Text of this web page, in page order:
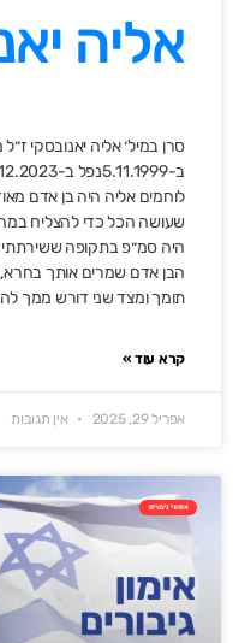
אליה
סרן במיל׳ אליה יאנובסקי
לוחמים אליה היה בן אדם
שעושה הכל כדי להצליח
היה סמ״פ בתקופה ששירתתי
הבן אדם שמרים אותך
תומך ומצד שני דורש ממך
קרא עוד »
אפריל 29, 2025 אין תגובות
אימוני גיבורים